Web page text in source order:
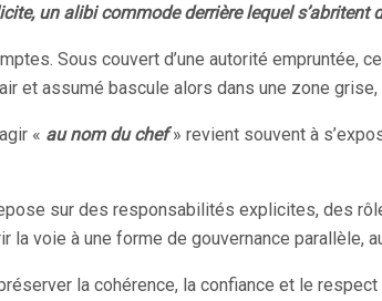
un alibi commode derrière lequel s’abritent
Sous couvert d’une autorité empruntée,
et assumé bascule alors dans une zone
« au nom du chef» revient souvent à
sur des responsabilités explicites, des
la voie à une forme de gouvernance parallèle,
la cohérence, la confiance et le